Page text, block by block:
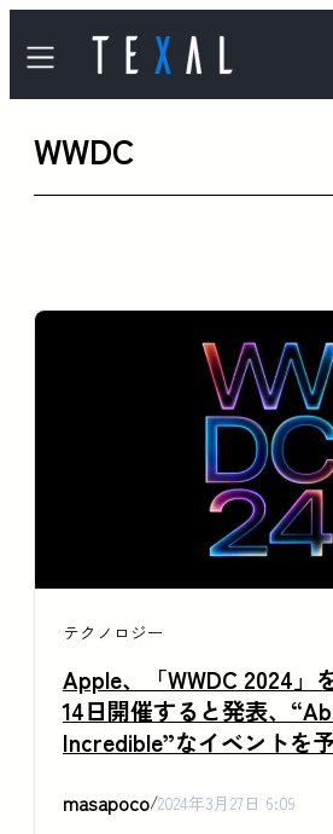
容
を
WWDC
テクノロジー
Apple、「WWDC 2024」
14日開催すると発表、
Incredible”なイベントを
masapoco/2024年3月27日 6:09